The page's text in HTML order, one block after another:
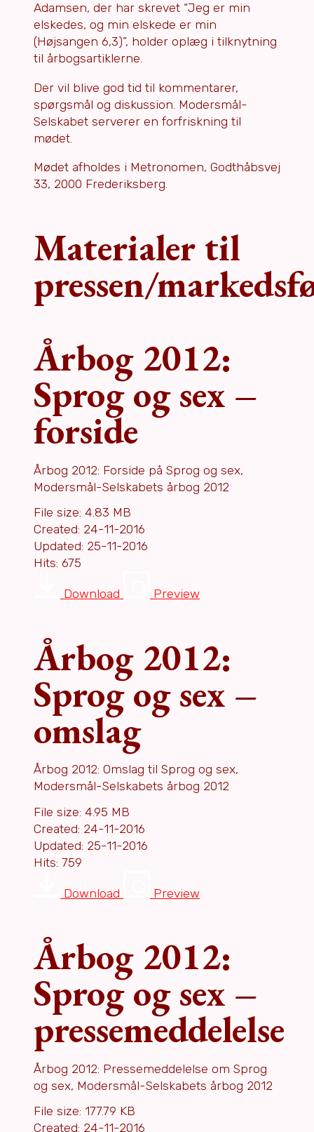
Adamsen, der har skrevet “Jeg er min
elskedes, og min elskede er min
(Højsangen 6,3)”, holder oplæg i tilknytning
til årbogsartiklerne.
Der vil blive god tid til kommentarer,
spørgsmål og diskussion. Modersmål-
Selskabet serverer en forfriskning til
mødet.
Mødet afholdes i Metronomen, Godthåbsvej
33, 2000 Frederiksberg.
Materialer til
pressen/
Årbog 2012:
Sprog og sex –
forside
Årbog 2012: Forside på Sprog og sex,
Modersmål-Selskabets årbog 2012
File size: 4.83 MB
Created: 24-11-2016
Updated: 25-11-2016
Hits: 675
Download Preview
Årbog 2012:
Sprog og sex –
omslag
Årbog 2012: Omslag til Sprog og sex,
Modersmål-Selskabets årbog 2012
File size: 4.95 MB
Created: 24-11-2016
Updated: 25-11-2016
Hits: 759
Download Preview
Årbog 2012:
Sprog og sex –
pressemeddelelse
Årbog 2012: Pressemeddelelse om Sprog
og sex, Modersmål-Selskabets årbog 2012
File size: 177.79 KB
Created: 24-11-2016